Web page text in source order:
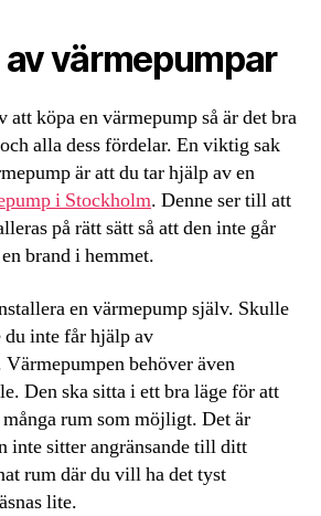
värmepumpar
att köpa en värmepump så är det bra
alla dess fördelar. En viktig sak
är att du tar hjälp av en
i Stockholm. Denne ser till att
på rätt sätt så att den inte går
brand i hemmet.
en värmepump själv. Skulle
du inte får hjälp av
behöver även
Den ska sitta i ett bra läge för att
rum som möjligt. Det är
inte sitter angränsande till ditt
rum där du vill ha det tyst
lite.